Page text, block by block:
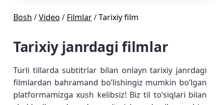
Bosh /Video / Filmlar/Tarixiy film
Tarixiy janrdagi filmlar
Turli tillarda subtitrlar bilan onlayn tarixiy janrdagi
filmlardan bahramand bo’lishingiz mumkin bo’lgan
platformamizga xush kelibsiz! Biz til toʻsiqlari bilan